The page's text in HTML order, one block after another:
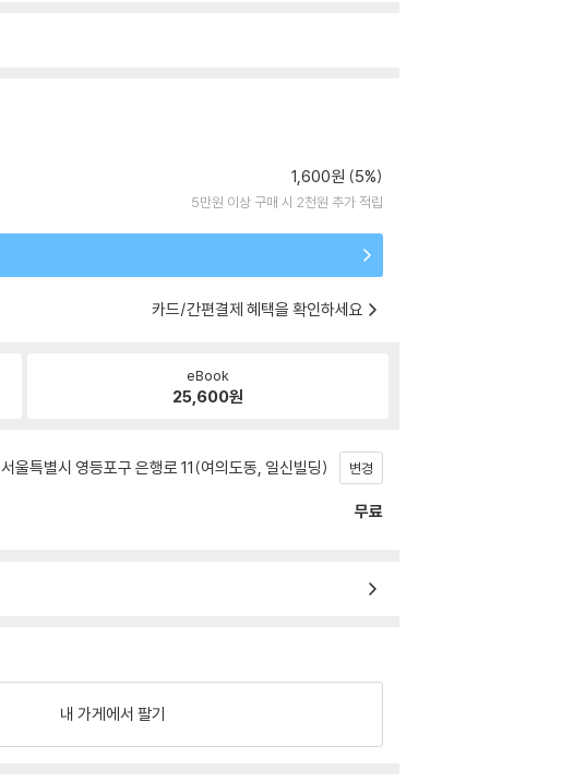
1,600원 (5%)
5만원 이상 구매 시 2천원 추가 적립
카드/간편결제 혜택을 확인하세요
eBook
25,600원
서울특별시 영등포구 은행로 11(여의도동, 일신빌딩) 변경
무료
내 가게에서 팔기